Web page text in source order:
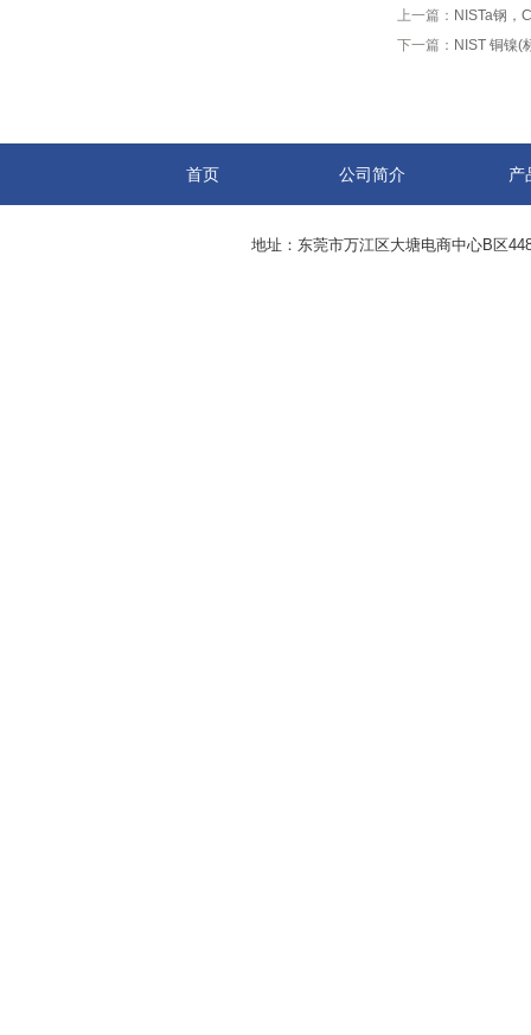
上一篇： NISTa钢，
下一篇： NIST 铜镍(
首页 公司简介 产
地址：东莞市万江区大塘电商中心B区